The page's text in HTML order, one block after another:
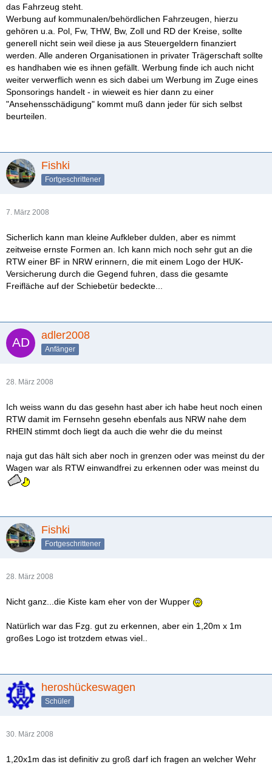
das Fahrzeug steht.
Werbung auf kommunalen/behördlichen Fahrzeugen, hierzu
gehören u.a. Pol, Fw, THW, Bw, Zoll und RD der Kreise, sollte
generell nicht sein weil diese ja aus Steuergeldern finanziert
werden. Alle anderen Organisationen in privater Trägerschaft sollte
es handhaben wie es ihnen gefällt. Werbung finde ich auch nicht
weiter verwerflich wenn es sich dabei um Werbung im Zuge eines
Sponsorings handelt - in wieweit es hier dann zu einer
"Ansehensschädigung" kommt muß dann jeder für sich selbst
beurteilen.
Fishki
Fortgeschrittener
7. März 2008
Sicherlich kann man kleine Aufkleber dulden, aber es nimmt
zeitweise ernste Formen an. Ich kann mich noch sehr gut an die
RTW einer BF in NRW erinnern, die mit einem Logo der HUK-
Versicherung durch die Gegend fuhren, dass die gesamte
Freifläche auf der Schiebetür bedeckte...
adler2008
Anfänger
28. März 2008
Ich weiss wann du das gesehn hast aber ich habe heut noch einen
RTW damit im Fernsehn gesehn ebenfals aus NRW nahe dem
RHEIN stimmt doch liegt da auch die wehr die du meinst
naja gut das hält sich aber noch in grenzen oder was meinst du der
Wagen war als RTW einwandfrei zu erkennen oder was meinst du
Fishki
Fortgeschrittener
28. März 2008
Nicht ganz...die Kiste kam eher von der Wupper
Natürlich war das Fzg. gut zu erkennen, aber ein 1,20m x 1m
großes Logo ist trotzdem etwas viel..
heroshückeswagen
Schüler
30. März 2008
1,20x1m das ist definitiv zu groß darf ich fragen an welcher Wehr